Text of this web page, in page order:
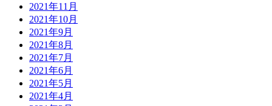
2021年11月
2021年10月
2021年9月
2021年8月
2021年7月
2021年6月
2021年5月
2021年4月